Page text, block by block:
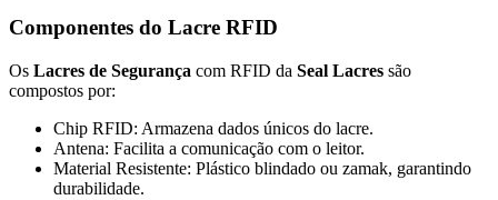
Componentes do Lacre RFID
Os Lacres de Segurança com RFID da Seal Lacres são
compostos por:
Chip RFID: Armazena dados únicos do lacre.
Antena: Facilita a comunicação com o leitor.
Material Resistente: Plástico blindado ou zamak, garantindo
durabilidade.